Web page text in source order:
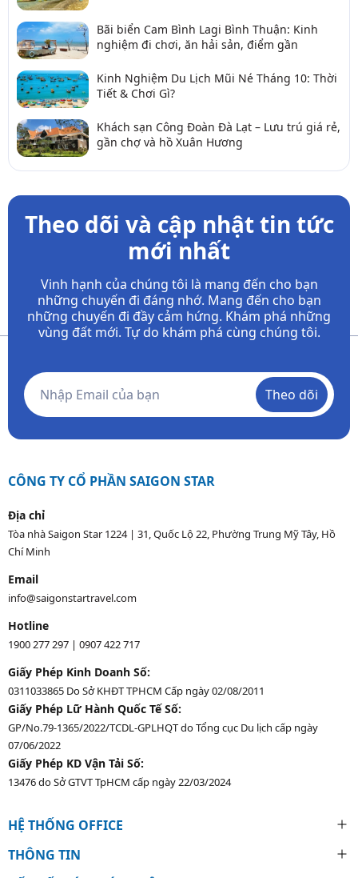
Bãi biển Cam Bình Lagi Bình Thuận: Kinh
nghiệm đi chơi, ăn hải sản, điểm gần
Kinh Nghiệm Du Lịch Mũi Né Tháng 10: Thời
Tiết & Chơi Gì?
Khách sạn Công Đoàn Đà Lạt – Lưu trú giá rẻ,
gần chợ và hồ Xuân Hương
Theo dõi và cập nhật tin tức
mới nhất
Vinh hạnh của chúng tôi là mang đến cho bạn
những chuyến đi đáng nhớ. Mang đến cho bạn
những chuyến đi đầy cảm hứng. Khám phá những
vùng đất mới. Tự do khám phá cùng chúng tôi.
Theo dõi
CÔNG TY CỔ PHẦN SAIGON STAR
Địa chỉ
Tòa nhà Saigon Star 1224 | 31, Quốc Lộ 22, Phường Trung Mỹ Tây, Hồ
Chí Minh
Email
info@saigonstartravel.com
Hotline
1900 277 297 | 0907 422 717
Giấy Phép Kinh Doanh Số:
0311033865 Do Sở KHĐT TPHCM Cấp ngày 02/08/2011
Giấy Phép Lữ Hành Quốc Tế Số:
GP/No.79-1365/2022/TCDL-GPLHQT do Tổng cục Du lịch cấp ngày
07/06/2022
Giấy Phép KD Vận Tải Số:
13476 do Sở GTVT TpHCM cấp ngày 22/03/2024
HỆ THỐNG OFFICE
THÔNG TIN